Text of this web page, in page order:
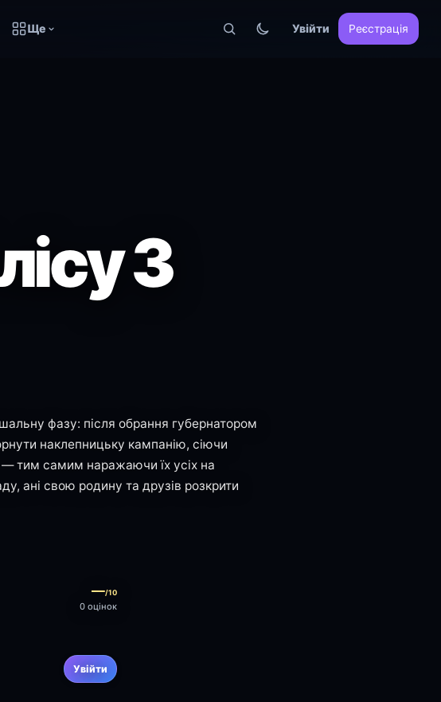
Ще Увійти Реєстрація
3
фазу: після обрання губернатором
наклепницьку кампанію, сіючи
тим самим наражаючи їх усіх на
ані свою родину та друзів розкрити
—/10
0 оцінок
Увійти